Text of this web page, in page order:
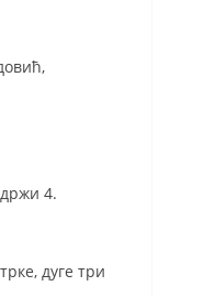
4.
дуге три